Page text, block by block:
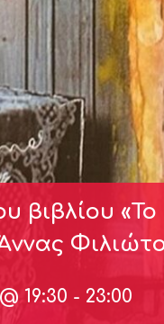
βιβλίου «Το
19:30 - 23:00